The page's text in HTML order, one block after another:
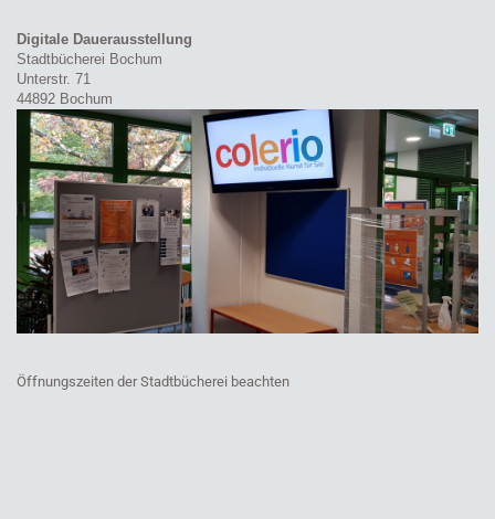
Digitale Dauerausstellung
Stadtbücherei Bochum
Unterstr. 71
44892 Bochum
Öffnungszeiten der Stadtbücherei beachten